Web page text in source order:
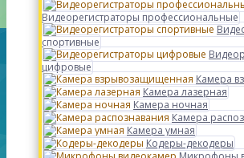
Видеорегистраторы профессиональные
спортивные
цифровые
Камера
Камера лазерная
Камера ночная
Камера
Камера умная
Кодеры-декодеры